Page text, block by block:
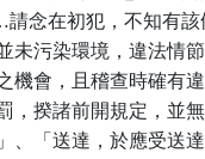
請念在初犯，不知有該
未污染環境，違法情
機會，且稽查時確有
，揆諸前開規定，並
、「送達，於應受送